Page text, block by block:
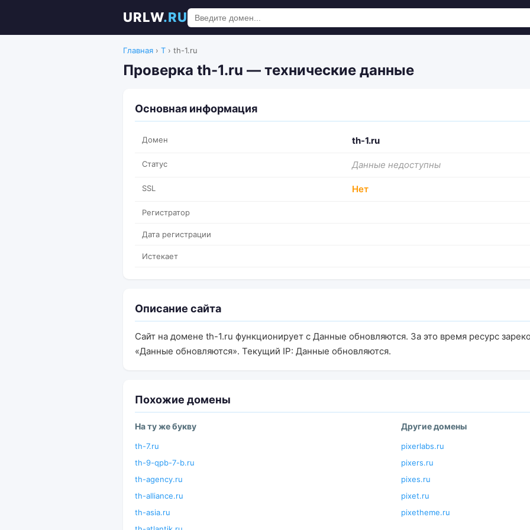
URLW.RU
Главная › T › th-1.ru
Проверка th-1.ru — технические данные
Основная информация
Домен th-1.ru
Статус Данные недоступны
SSL Нет
Регистратор
Дата регистрации
Истекает
Описание сайта
Сайт на домене th-1.ru функционирует с Данные обновляются. За это время ресурс
«Данные обновляются». Текущий IP: Данные обновляются.
Похожие домены
На ту же букву
th-7.ru
th-9-qpb-7-b.ru
th-agency.ru
th-alliance.ru
th-asia.ru
Другие домены
pixerlabs.ru
pixers.ru
pixes.ru
pixet.ru
pixetheme.ru